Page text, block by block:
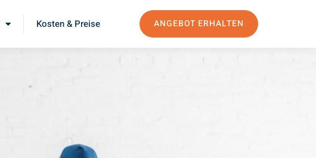
Kosten & Preise ANGEBOT ERHALTEN